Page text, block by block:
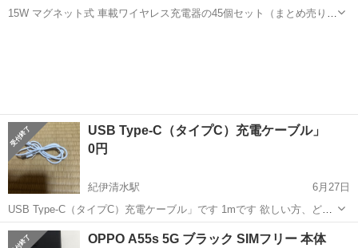
15W マグネット式 車載ワイヤレス充電器の45個セット（まとめ売り）
USB Type-C（タイプC）充電ケーブル」
0円
紀伊清水駅
6月27日
USB Type-C（タイプC）充電ケーブル」です 1mです 欲しい方、どう
ぞ和歌山 橋本市 その他
OPPO A55s 5G ブラック SIMフリー 本体